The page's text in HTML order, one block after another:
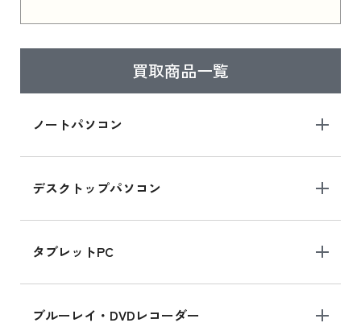
買取商品一覧
ノートパソコン
デスクトップパソコン
タブレットPC
ブルーレイ・DVDレコーダー
はこちら
ら
iPad mini シリーズ 2024
iPad mini 8.3インチ の新品買取価格
iPhone 16 シリーズ
iPhone 16 の新品買取価格